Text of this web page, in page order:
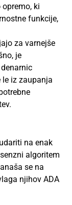
ki
funkcije,
za varnejše
je
le iz zaupanja
na enak
algoritem
se na
njihov ADA